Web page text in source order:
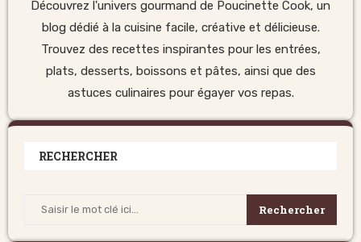
Découvrez l'univers gourmand de Poucinette Cook, un
blog dédié à la cuisine facile, créative et délicieuse.
Trouvez des recettes inspirantes pour les entrées,
plats, desserts, boissons et pâtes, ainsi que des
astuces culinaires pour égayer vos repas.
RECHERCHER
Rechercher